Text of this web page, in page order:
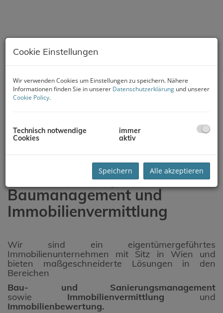
G2 Real - Ihr Spezialist für
Baumanagement und
Immobilienvermittlung
Wir sind ein eigentümergeführtes
Immobilienunternehmen mit Sitz in Wien und
bieten maßgeschneiderte Lösungen in den
Bereichen
Bau- und Sanierungsmanagement
sowie Immobilienvermittlung und
Immobilienbewertung.
Cookie Einstellungen
Wir verwenden Cookies um Einstellungen zu speichern. Nähere
Informationen finden Sie in unserer Datenschutzerklärung und unserer
Cookie Policy.
Technisch notwendige
Cookies
immer
aktiv
Speichern Alle akzeptieren